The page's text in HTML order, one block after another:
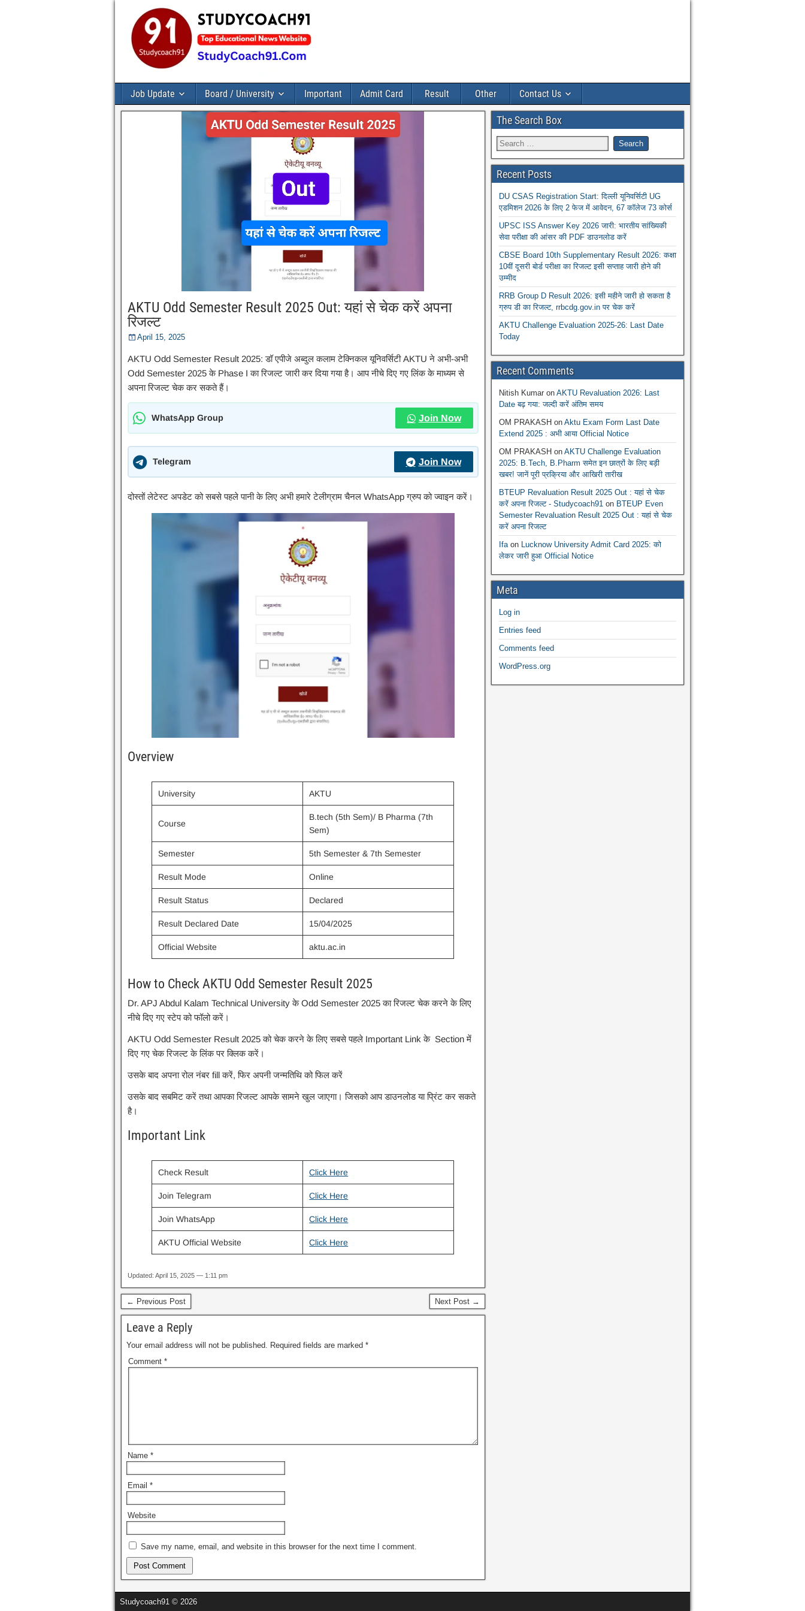
Job Update Board / University Important Admit Card Result Other Contact Us
AKTU Odd Semester Result 2025 Out: यहां से चेक करें अपना
रिजल्ट
April 15, 2025
AKTU Odd Semester Result 2025: डॉ एपीजे अब्दुल कलाम टेक्निकल यूनिवर्सिटी AKTU ने अभी-अभी
Odd Semester 2025 के Phase I का रिजल्ट जारी कर दिया गया है। आप नीचे दिए गए लिंक के माध्यम से
अपना रिजल्ट चेक कर सकते हैं।
WhatsApp Group Join Now
Telegram Join Now
दोस्तों लेटेस्ट अपडेट को सबसे पहले पानी के लिए अभी हमारे टेलीग्राम चैनल WhatsApp ग्रुप को ज्वाइन करें।
Overview
University AKTU
Course
B.tech (5th Sem)/ B Pharma (7th
Sem)
Semester 5th Semester & 7th Semester
Result Mode Online
Result Status Declared
Result Declared Date 15/04/2025
Official Website aktu.ac.in
How to Check AKTU Odd Semester Result 2025
Dr. APJ Abdul Kalam Technical University के Odd Semester 2025 का रिजल्ट चेक करने के लिए
नीचे दिए गए स्टेप को फॉलो करें।
AKTU Odd Semester Result 2025 को चेक करने के लिए सबसे पहले Important Link के Section में
दिए गए चेक रिजल्ट के लिंक पर क्लिक करें।
उसके बाद अपना रोल नंबर fill करें, फिर अपनी जन्मतिथि को फिल करें
उसके बाद सबमिट करें तथा आपका रिजल्ट आपके सामने खुल जाएगा। जिसको आप डाउनलोड या प्रिंट कर सकते
है।
Important Link
Check Result Click Here
Join Telegram Click Here
Join WhatsApp Click Here
AKTU Official Website Click Here
Updated: April 15, 2025 — 1:11 pm
← Previous Post Next Post →
Leave a Reply
Your email address will not be published. Required fields are marked *
Comment *
Name *
Email *
Website
Save my name, email, and website in this browser for the next time I comment.
The Search Box
Recent Posts
DU CSAS Registration Start: दिल्ली यूनिवर्सिटी UG
एडमिशन 2026 के लिए 2 फेज में आवेदन, 67 कॉलेज 73 कोर्स
UPSC ISS Answer Key 2026 जारी: भारतीय सांख्यिकी
सेवा परीक्षा की आंसर की PDF डाउनलोड करें
CBSE Board 10th Supplementary Result 2026: कक्षा
10वीं दूसरी बोर्ड परीक्षा का रिजल्ट इसी सप्ताह जारी होने की
उम्मीद
RRB Group D Result 2026: इसी महीने जारी हो सकता है
ग्रुप डी का रिजल्ट, rrbcdg.gov.in पर चेक करें
AKTU Challenge Evaluation 2025-26: Last Date
Today
Recent Comments
Nitish Kumaron AKTU Revaluation 2026: Last
Date बढ़ गया: जल्दी करें अंतिम समय
OM PRAKASH on Aktu Exam Form Last Date
Extend 2025 : अभी आया Official Notice
OM PRAKASH on AKTU Challenge Evaluation
2025: B.Tech, B.Pharm समेत इन छात्रों के लिए बड़ी
खबर! जानें पूरी प्रक्रिया और आखिरी तारीख
BTEUP Revaluation Result 2025 Out : यहां से चेक
करें अपना रिजल्ट - Studycoach91on BTEUP Even
Semester Revaluation Result 2025 Out : यहां से चेक
करें अपना रिजल्ट
Ifaon Lucknow University Admit Card 2025: को
लेकर जारी हुआ Official Notice
Meta
Log in
Entries feed
Comments feed
WordPress.org
Studycoach91 © 2026